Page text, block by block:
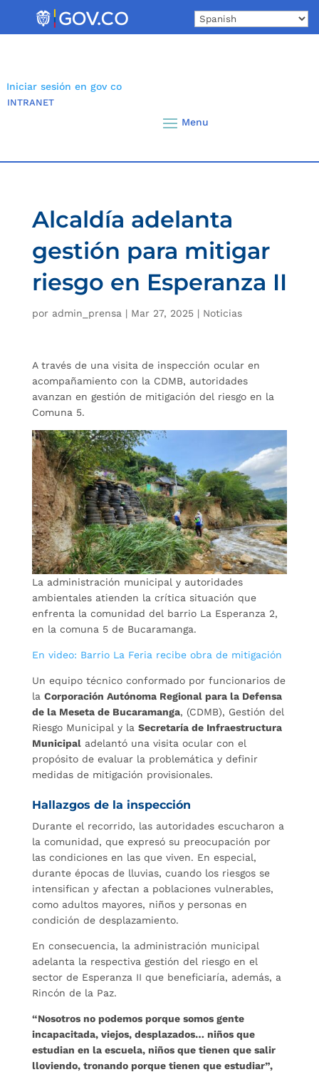
Iniciar sesión en gov co
INTRANET
Alcaldía adelanta
gestión para mitigar
riesgo en Esperanza II
por admin_prensa | Mar 27, 2025| Noticias
A través de una visita de inspección ocular en
acompañamiento con la CDMB, autoridades
avanzan en gestión de mitigación del riesgo en la
Comuna 5.
La administración municipal y autoridades
ambientales atienden la crítica situación que
enfrenta la comunidad del barrio La Esperanza 2,
en la comuna 5 de Bucaramanga.
En video: Barrio La Feria recibe obra de mitigación
Un equipo técnico conformado por funcionarios de
la Corporación Autónoma Regional para la Defensa
de la Meseta de Bucaramanga, (CDMB), Gestión del
Riesgo Municipal y la Secretaría de Infraestructura
Municipaladelantó una visita ocular con el
propósito de evaluar la problemática y definir
medidas de mitigación provisionales.
Hallazgos de la inspección
Durante el recorrido, las autoridades escucharon a
la comunidad, que expresó su preocupación por
las condiciones en las que viven. En especial,
durante épocas de lluvias, cuando los riesgos se
intensifican y afectan a poblaciones vulnerables,
como adultos mayores, niños y personas en
condición de desplazamiento.
En consecuencia, la administración municipal
adelanta la respectiva gestión del riesgo en el
sector de Esperanza II que beneficiaría, además, a
Rincón de la Paz.
“Nosotros no podemos porque somos gente
incapacitada, viejos, desplazados… niños que
estudian en la escuela, niños que tienen que salir
lloviendo, tronando porque tienen que estudiar”,